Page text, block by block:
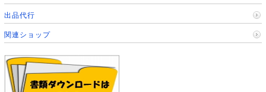
出品代行
関連ショップ